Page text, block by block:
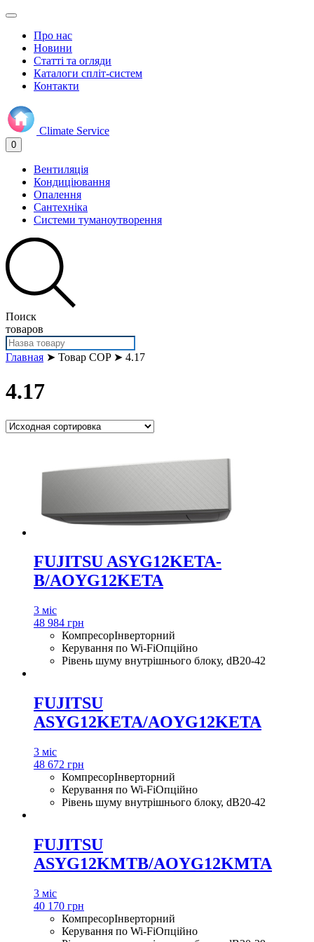
Про нас
Новини
Статті та огляди
Каталоги спліт-систем
Контакти
Climate Service
0
Вентиляція
Кондиціювання
Опалення
Сантехніка
Системи туманоутворення
Поиск
товаров
Главная ➤ Товар COP ➤ 4.17
4.17
FUJITSU ASYG12KETA-
B/AOYG12KETA
3 міс
48 984 грн
КомпресорІнверторний
Керування по Wi-FiОпційно
Рівень шуму внутрішнього блоку, dB20-42
FUJITSU
ASYG12KETA/AOYG12KETA
3 міс
48 672 грн
КомпресорІнверторний
Керування по Wi-FiОпційно
Рівень шуму внутрішнього блоку, dB20-42
FUJITSU
ASYG12KMTB/AOYG12KMTA
3 міс
40 170 грн
КомпресорІнверторний
Керування по Wi-FiОпційно